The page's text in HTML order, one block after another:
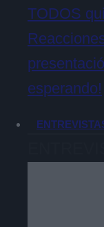
TODOS
esperando!